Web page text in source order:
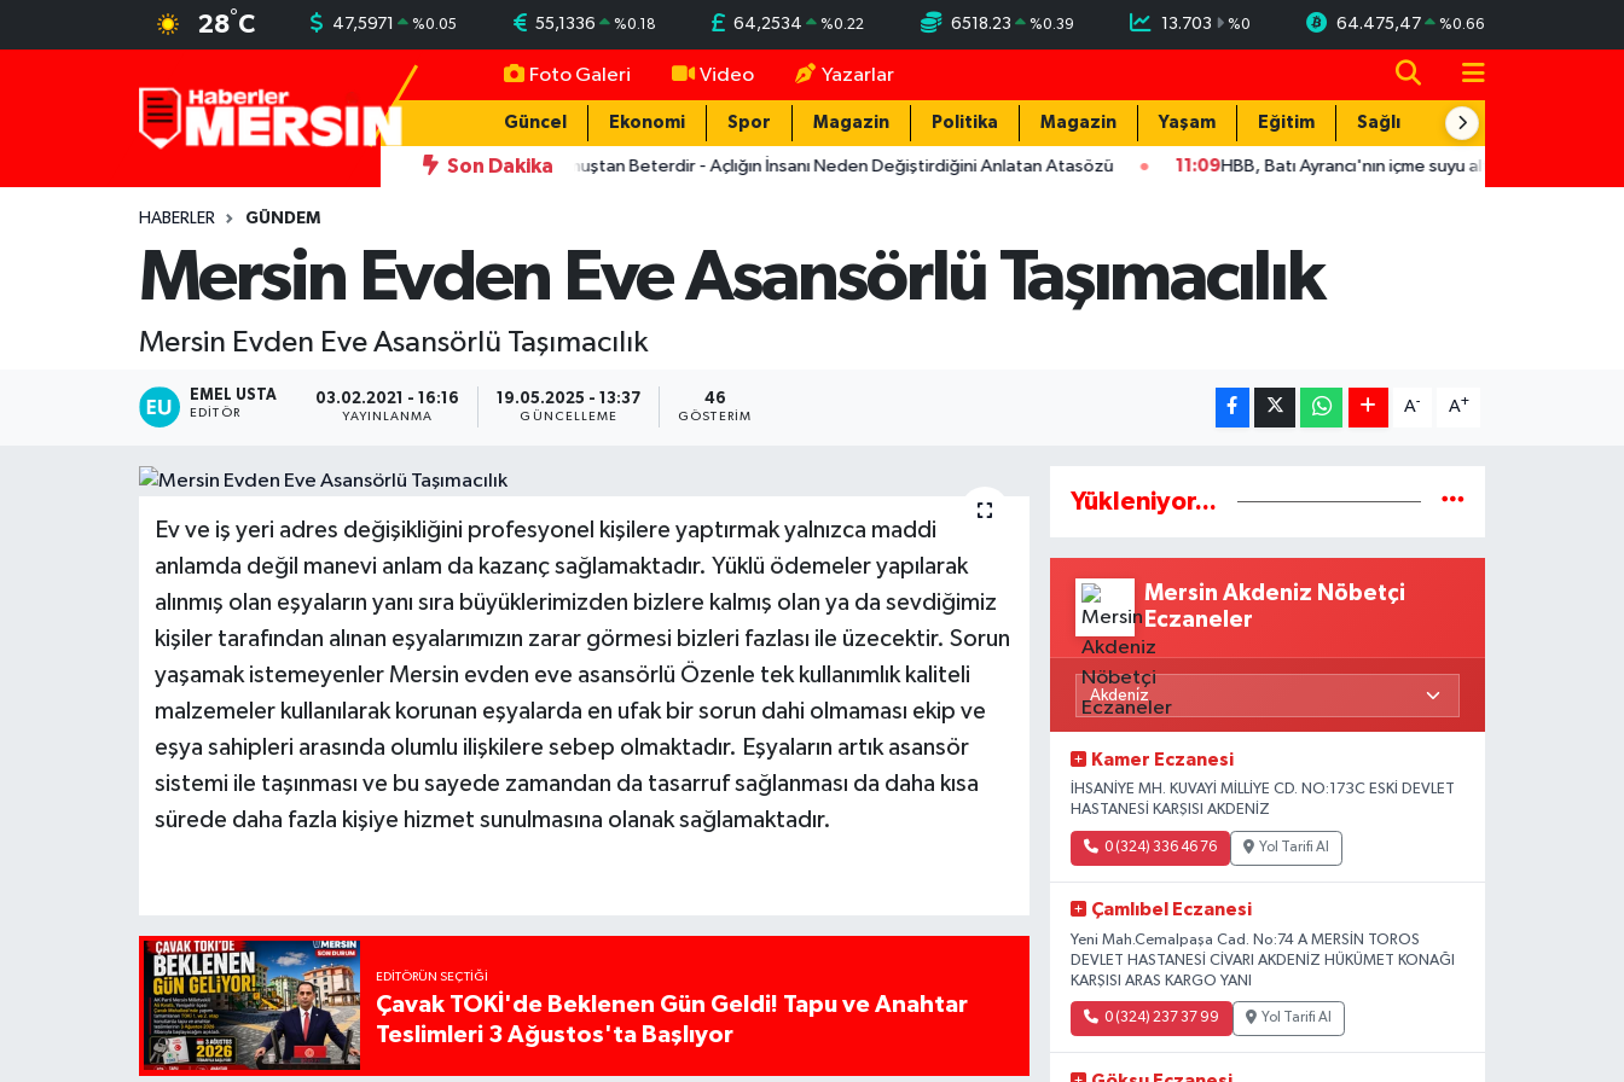
28°C 47,5971 %0.05 55,1336 %0.18 64,2534 %0.22 6518.23 %0.39 13.703 %0 64.475,47 %0.66
Foto Galeri Video Yazarlar
Güncel Ekonomi Spor Magazin Politika Magazin Yaşam Eğitim Sağlık Teknoloji
Son Dakika
Acıkmış Kudurmuştan Beterdir - Açlığın İnsanı Neden Değiştirdiğini Anlatan Atasözü 11:09 HBB, Batı Ayrancı'nın içme suyu altyapısını yeniliyor
HABERLER GÜNDEM
Mersin Evden Eve Asansörlü Taşımacılık
Mersin Evden Eve Asansörlü Taşımacılık
EMEL USTA
EDITÖR
03.02.2021 - 16:16
YAYINLANMA
19.05.2025 - 13:37
GÜNCELLEME
46
GÖSTERIM
A- A+
Ev ve iş yeri adres değişikliğini profesyonel kişilere yaptırmak yalnızca maddi
anlamda değil manevi anlam da kazanç sağlamaktadır. Yüklü ödemeler yapılarak
alınmış olan eşyaların yanı sıra büyüklerimizden bizlere kalmış olan ya da sevdiğimiz
kişiler tarafından alınan eşyalarımızın zarar görmesi bizleri fazlası ile üzecektir. Sorun
yaşamak istemeyenler Mersin evden eve asansörlü Özenle tek kullanımlık kaliteli
malzemeler kullanılarak korunan eşyalarda en ufak bir sorun dahi olmaması ekip ve
eşya sahipleri arasında olumlu ilişkilere sebep olmaktadır. Eşyaların artık asansör
sistemi ile taşınması ve bu sayede zamandan da tasarruf sağlanması da daha kısa
sürede daha fazla kişiye hizmet sunulmasına olanak sağlamaktadır.
EDITÖRÜN SEÇTIĞI
Çavak TOKİ'de Beklenen Gün Geldi! Tapu ve Anahtar
Teslimleri 3 Ağustos'ta Başlıyor
Yükleniyor...
Mersin Akdeniz Nöbetçi
Eczaneler
Kamer Eczanesi
İHSANİYE MH. KUVAYİ MİLLİYE CD. NO:173C ESKİ DEVLET
HASTANESİ KARŞISI AKDENİZ
0 (324) 336 46 76 Yol Tarifi Al
Çamlıbel Eczanesi
Yeni Mah.Cemalpaşa Cad. No:74 A MERSİN TOROS
DEVLET HASTANESİ CİVARI AKDENİZ HÜKÜMET KONAĞI
KARŞISI ARAS KARGO YANI
0 (324) 237 37 99 Yol Tarifi Al
Mersin Nöbetçi Eczaneler
Mersin Hava Durumu
Mersin Trafik Yoğunluk Haritası
Süper Lig Puan Durumu ve Fikstür
Tüm Manşetler
Son Dakika Haberleri